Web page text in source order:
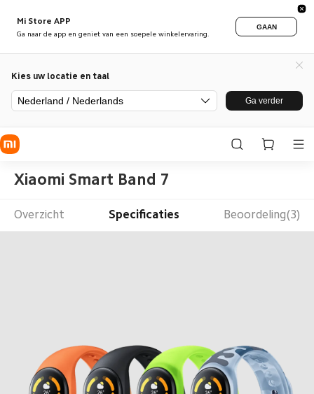
Mi Store APP
Ga naar de app en geniet van een soepele winkelervaring.
GAAN
Kies uw locatie en taal
Nederland / Nederlands Ga verder
Xiaomi Smart Band 7
Overzicht Specificaties Beoordeling(3)